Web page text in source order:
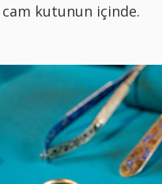
kutunun içinde.